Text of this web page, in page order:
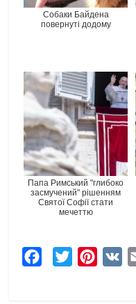
Собаки Байдена
повернуті додому
Папа Римський "глибоко
засмучений" рішенням
Святої Софії стати
мечеттю